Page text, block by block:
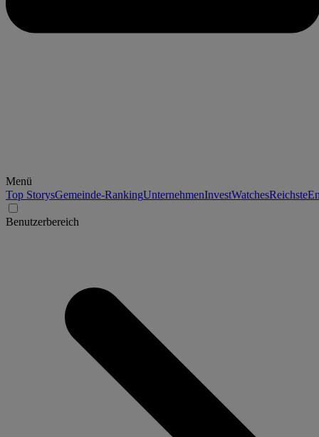
Menü
Top StorysGemeinde-RankingUnternehmenInvestWatchesReichste
Benutzerbereich